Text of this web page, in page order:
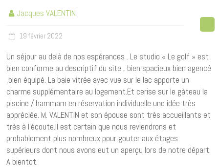
Jacques VALENTIN
19 février 2022
Un séjour au delà de nos espérances . Le studio « Le golf » est
bien conforme au descriptif du site , bien spacieux bien agencé
,bien équipé. La baie vitrée avec vue sur le lac apporte un
charme supplémentaire au logement.Et cerise sur le gàteau la
piscine / hammam en réservation individuelle une idée très
appréciée. M. VALENTIN et son épouse sont très accueillants et
très à l’écoute.Il est certain que nous reviendrons et
probablement plus nombreux pour gouter aux étages
supérieurs dont nous avons eut un aperçu lors de notre départ.
A bientot.